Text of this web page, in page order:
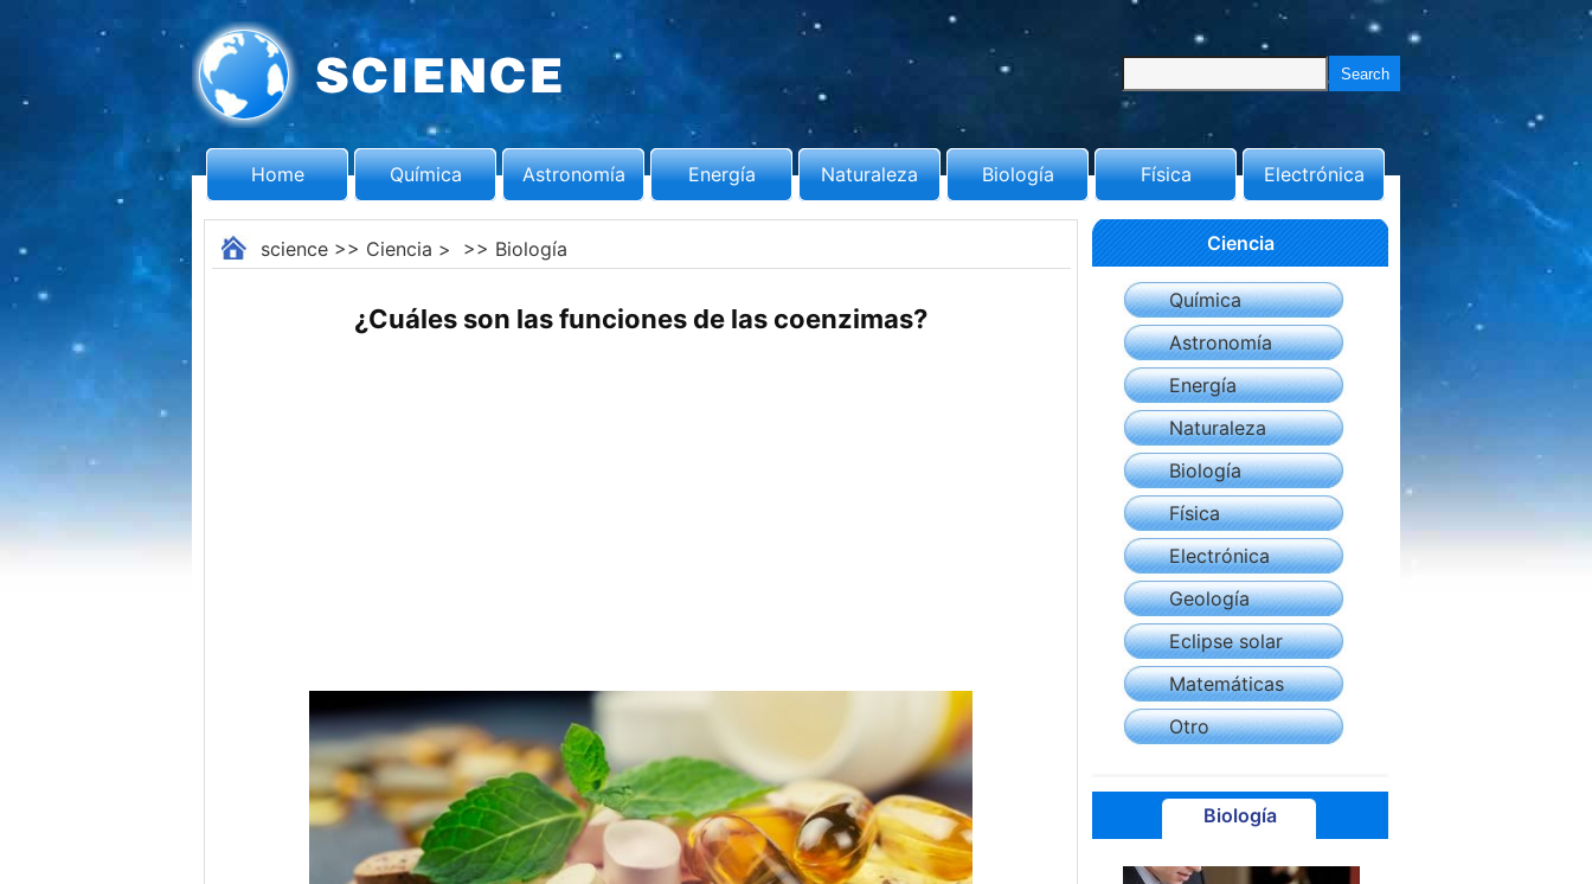
Home Química Astronomía Energía Naturaleza Biología Física Electrónica
science>> Ciencia > >> Biología
¿Cuáles son las funciones de las coenzimas?
Ciencia
Química
Astronomía
Energía
Naturaleza
Biología
Física
Electrónica
Geología
Eclipse solar
Matemáticas
Otro
Biología